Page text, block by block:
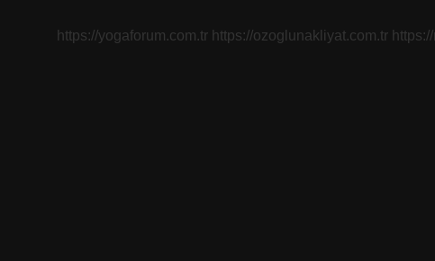
https://yogaforum.com.tr https://ozoglunakliyat.com.tr